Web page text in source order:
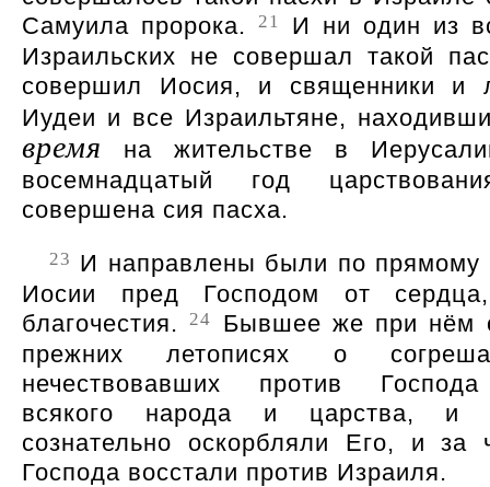
Самуила пророка.
21
И ни один из
Израильских не совершал такой
совершил Иосия, и священники и
Иудеи и все Израильтяне,
время на жительстве в
восемнадцатый год
совершена сия пасха.
23 И направлены были по прямому
Иосии пред Господом от
благочестия.24
Бывшее же при нём
прежних летописях о
нечествовавших против
всякого народа и царства, и
сознательно оскорбляли Его, и за
Господа восстали против Израиля.